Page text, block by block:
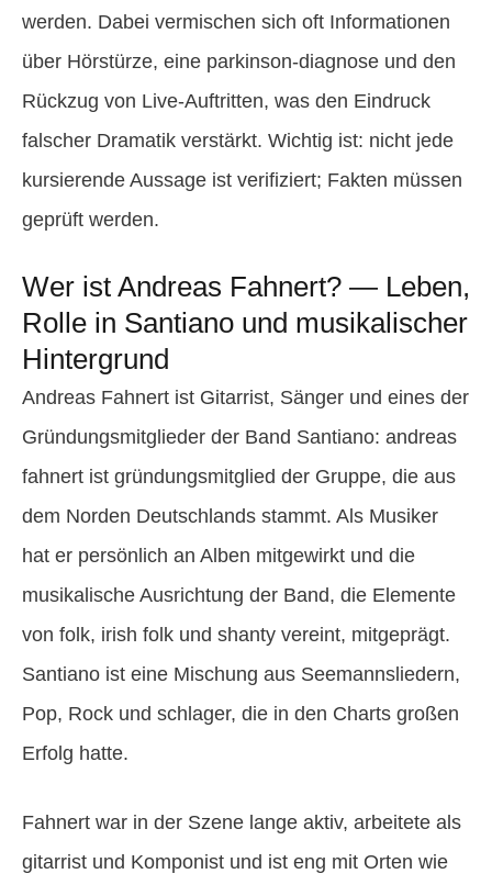
werden. Dabei vermischen sich oft Informationen
über Hörstürze, eine parkinson-diagnose und den
Rückzug von Live-Auftritten, was den Eindruck
falscher Dramatik verstärkt. Wichtig ist: nicht jede
kursierende Aussage ist verifiziert; Fakten müssen
geprüft werden.
Wer ist Andreas Fahnert? — Leben,
Rolle in Santiano und musikalischer
Hintergrund
Andreas Fahnert ist Gitarrist, Sänger und eines der
Gründungsmitglieder der Band Santiano: andreas
fahnert ist gründungsmitglied der Gruppe, die aus
dem Norden Deutschlands stammt. Als Musiker
hat er persönlich an Alben mitgewirkt und die
musikalische Ausrichtung der Band, die Elemente
von folk, irish folk und shanty vereint, mitgeprägt.
Santiano ist eine Mischung aus Seemannsliedern,
Pop, Rock und schlager, die in den Charts großen
Erfolg hatte.
Fahnert war in der Szene lange aktiv, arbeitete als
gitarrist und Komponist und ist eng mit Orten wie